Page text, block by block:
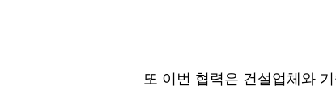
또 이번 협력은 건설업체와